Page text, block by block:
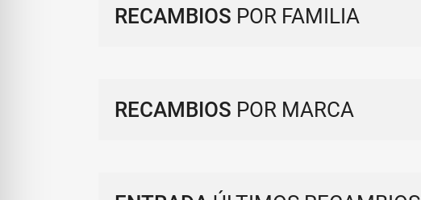
RECAMBIOS POR FAMILIA
RECAMBIOS POR MARCA